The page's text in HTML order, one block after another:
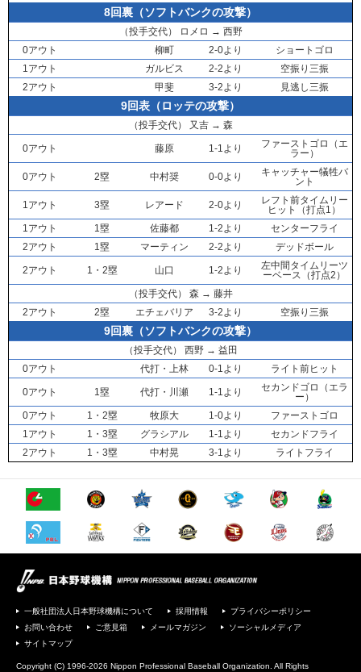
8回裏（ソフトバンクの攻撃）
（投手交代） ロメロ → 西野
0アウト
柳町 2-0より
ショートゴロ
1アウト
ガルビス 2-2より
空振り三振
2アウト
甲斐 3-2より 見逃し三振
9回表（ロッテの攻撃）
（投手交代） 又吉→ 森
0アウト 藤原 1-1より
ファーストゴロ（エ
ラー）
0アウト 2塁 中村奨 0-0より
キャッチャー犠牲バ
ント
1アウト 3塁 レアード 2-0より
レフト前タイムリー
ヒット（打点1）
1アウト
1塁 佐藤都 1-2より
センターフライ
2アウト
1塁 マーティン 2-2より デッドボール
2アウト 1・2塁 山口 1-2より
左中間タイムリーツ
ーベース（打点2）
（投手交代） 森 → 藤井
2アウト
2塁 エチェバリア 3-2より 空振り三振
9回裏（ソフトバンクの攻撃）
（投手交代） 西野→ 益田
0アウト
代打・ 上林 0-1より ライト前ヒット
0アウト 1塁 代打・ 川瀬 1-1より
セカンドゴロ（エラ
ー）
0アウト
1・2塁 牧原大 1-0より
ファーストゴロ
1アウト
1・3塁 グラシアル 1-1より
セカンドフライ
2アウト
1・3塁 中村晃 3-1より ライトフライ
一般社団法人日本野球機構について 採用情報
プライバシーポリシー
お問い合わせ
ご意見箱 メールマガジン
ソーシャルメディア
サイトマップ
Copyright (C) 1996-2026 Nippon Professional Baseball Organization. All Rights